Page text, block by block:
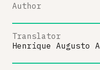
Author
Translator
Henrique Augusto